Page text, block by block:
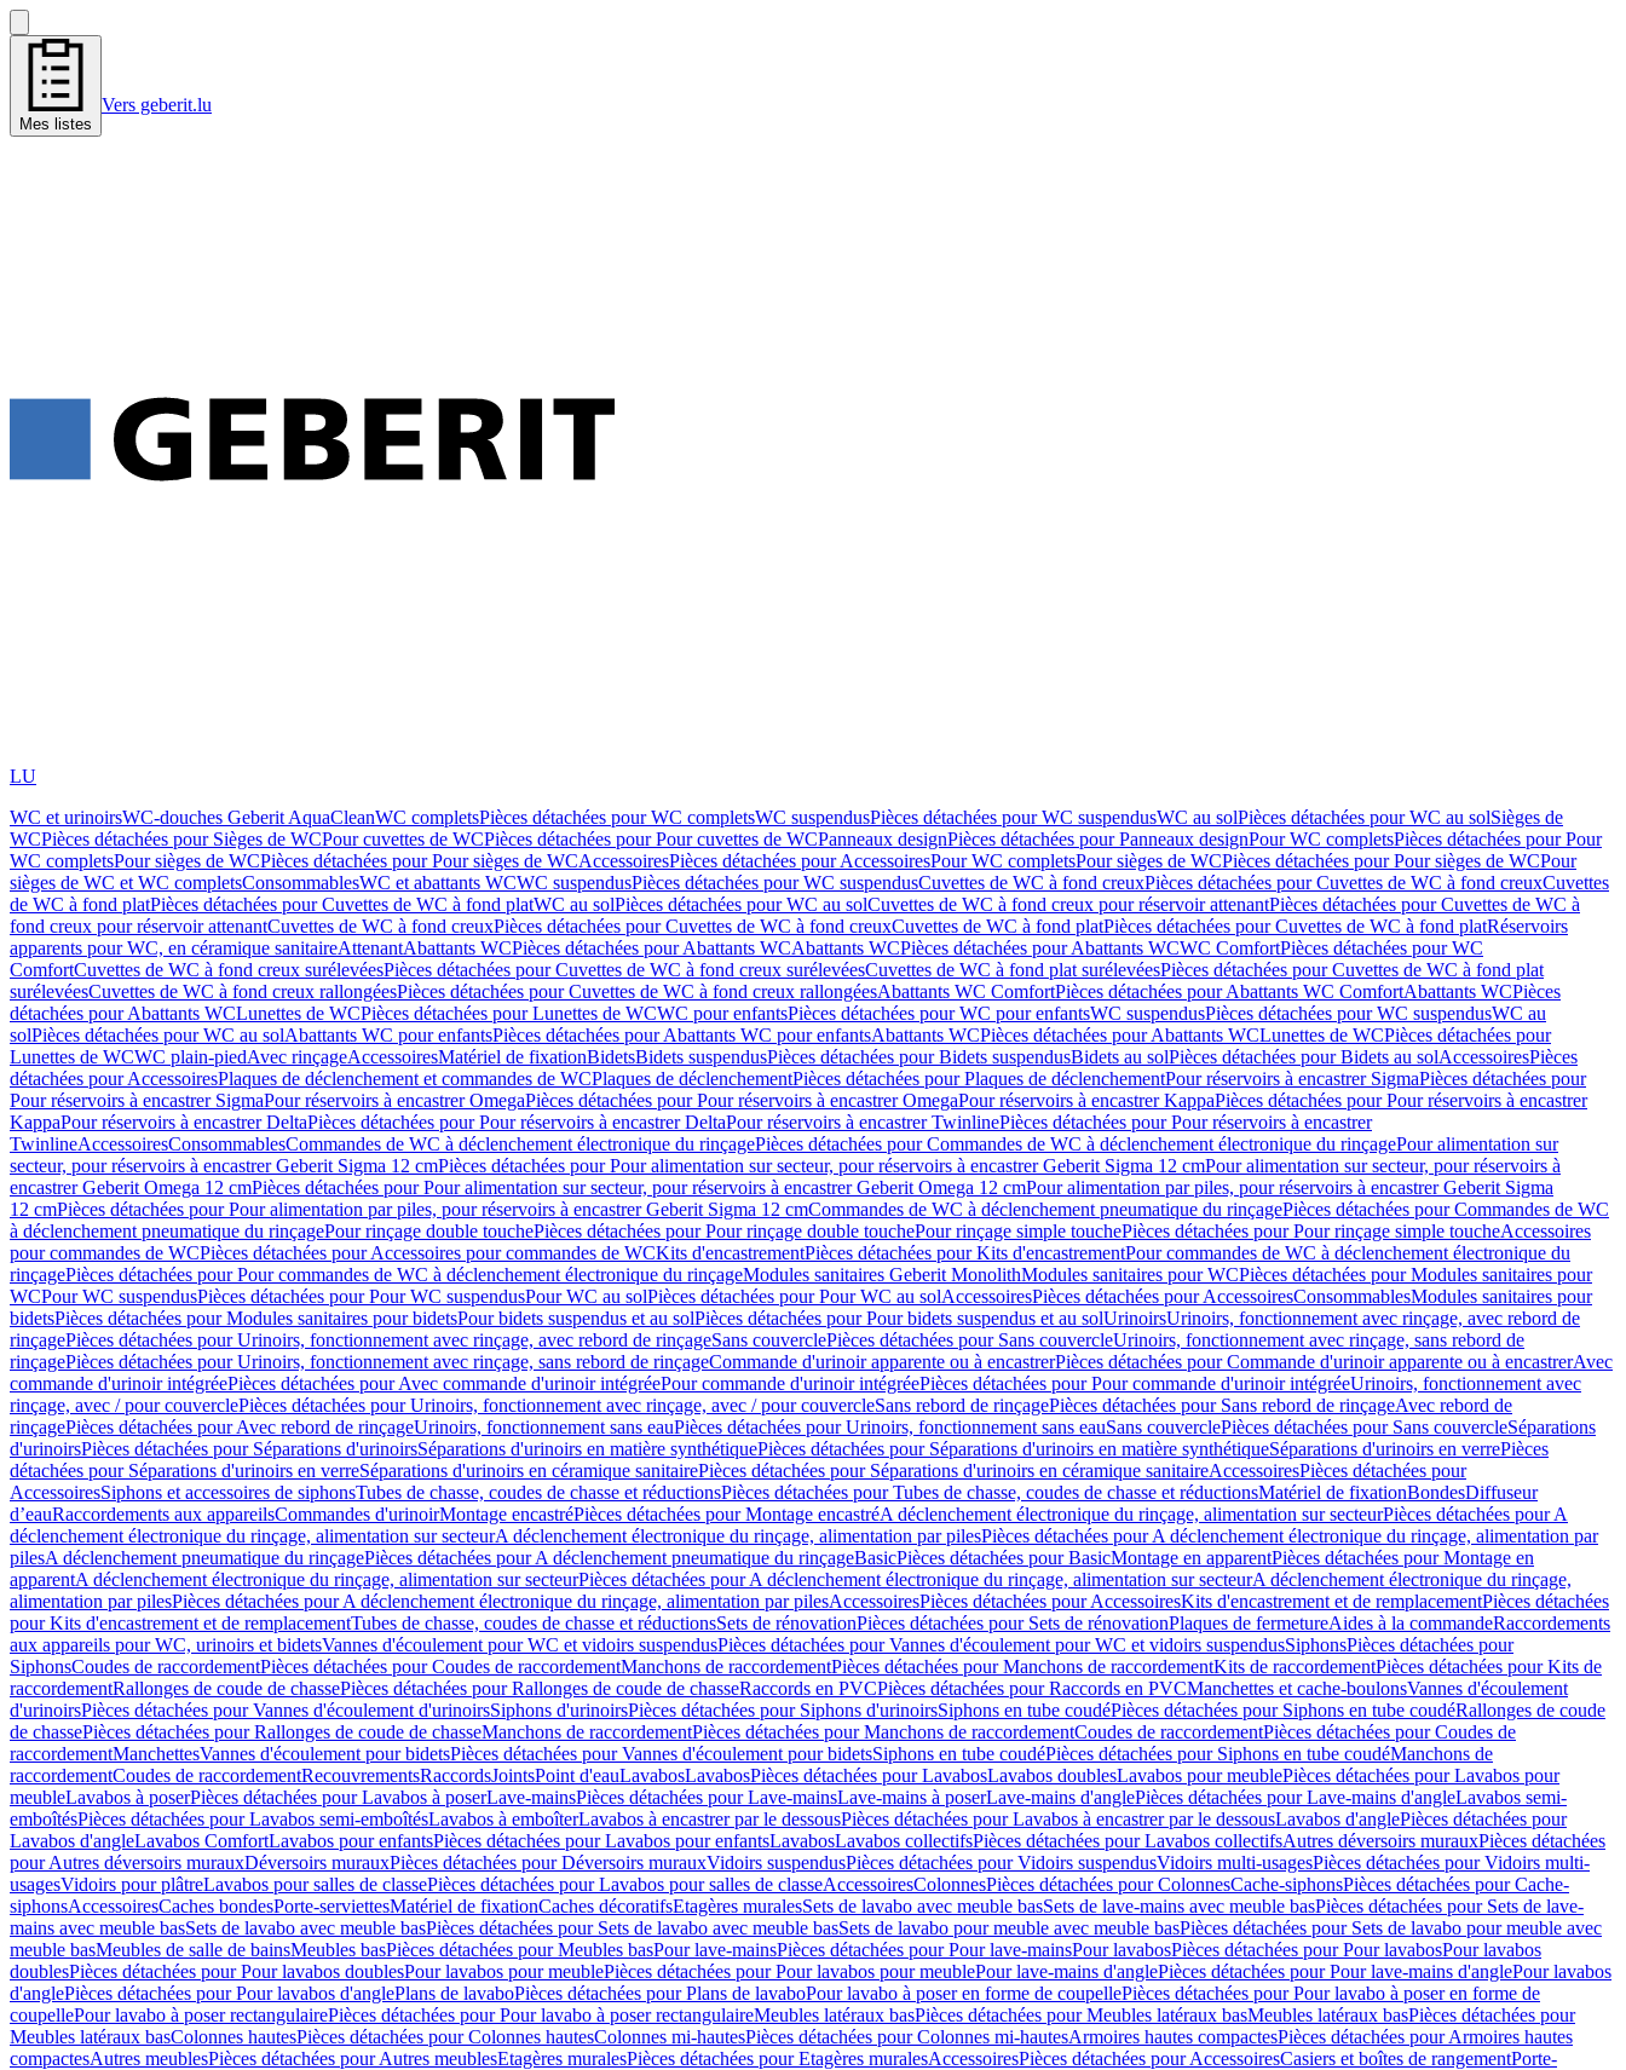
Mes listes
Vers geberit.lu
LU
WC et urinoirsWC-douches Geberit AquaCleanWC completsPièces détachées pour WC completsWC suspendusPièces détachées pour WC suspendusWC au solPièces détachées pour WC au solSièges de
WCPièces détachées pour Sièges de WCPour cuvettes de WCPièces détachées pour Pour cuvettes de WCPanneaux designPièces détachées pour Panneaux designPour WC completsPièces détachées pour Pour
WC completsPour sièges de WCPièces détachées pour Pour sièges de WCAccessoiresPièces détachées pour AccessoiresPour WC completsPour sièges de WCPièces détachées pour Pour sièges de WCPour
sièges de WC et WC completsConsommablesWC et abattants WCWC suspendusPièces détachées pour WC suspendusCuvettes de WC à fond creuxPièces détachées pour Cuvettes de WC à fond creuxCuvettes
de WC à fond platPièces détachées pour Cuvettes de WC à fond platWC au solPièces détachées pour WC au solCuvettes de WC à fond creux pour réservoir attenantPièces détachées pour Cuvettes de WC à
fond creux pour réservoir attenantCuvettes de WC à fond creuxPièces détachées pour Cuvettes de WC à fond creuxCuvettes de WC à fond platPièces détachées pour Cuvettes de WC à fond platRéservoirs
apparents pour WC, en céramique sanitaireAttenantAbattants WCPièces détachées pour Abattants WCAbattants WCPièces détachées pour Abattants WCWC ComfortPièces détachées pour WC
ComfortCuvettes de WC à fond creux surélevéesPièces détachées pour Cuvettes de WC à fond creux surélevéesCuvettes de WC à fond plat surélevéesPièces détachées pour Cuvettes de WC à fond plat
surélevéesCuvettes de WC à fond creux rallongéesPièces détachées pour Cuvettes de WC à fond creux rallongéesAbattants WC ComfortPièces détachées pour Abattants WC ComfortAbattants WCPièces
détachées pour Abattants WCLunettes de WCPièces détachées pour Lunettes de WCWC pour enfantsPièces détachées pour WC pour enfantsWC suspendusPièces détachées pour WC suspendusWC au
solPièces détachées pour WC au solAbattants WC pour enfantsPièces détachées pour Abattants WC pour enfantsAbattants WCPièces détachées pour Abattants WCLunettes de WCPièces détachées pour
Lunettes de WCWC plain-piedAvec rinçageAccessoiresMatériel de fixationBidetsBidets suspendusPièces détachées pour Bidets suspendusBidets au solPièces détachées pour Bidets au solAccessoiresPièces
détachées pour AccessoiresPlaques de déclenchement et commandes de WCPlaques de déclenchementPièces détachées pour Plaques de déclenchementPour réservoirs à encastrer SigmaPièces détachées pour
Pour réservoirs à encastrer SigmaPour réservoirs à encastrer OmegaPièces détachées pour Pour réservoirs à encastrer OmegaPour réservoirs à encastrer KappaPièces détachées pour Pour réservoirs à encastrer
KappaPour réservoirs à encastrer DeltaPièces détachées pour Pour réservoirs à encastrer DeltaPour réservoirs à encastrer TwinlinePièces détachées pour Pour réservoirs à encastrer
TwinlineAccessoiresConsommablesCommandes de WC à déclenchement électronique du rinçagePièces détachées pour Commandes de WC à déclenchement électronique du rinçagePour alimentation sur
secteur, pour réservoirs à encastrer Geberit Sigma 12 cmPièces détachées pour Pour alimentation sur secteur, pour réservoirs à encastrer Geberit Sigma 12 cmPour alimentation sur secteur, pour réservoirs à
encastrer Geberit Omega 12 cmPièces détachées pour Pour alimentation sur secteur, pour réservoirs à encastrer Geberit Omega 12 cmPour alimentation par piles, pour réservoirs à encastrer Geberit Sigma
12 cmPièces détachées pour Pour alimentation par piles, pour réservoirs à encastrer Geberit Sigma 12 cmCommandes de WC à déclenchement pneumatique du rinçagePièces détachées pour Commandes de WC
à déclenchement pneumatique du rinçagePour rinçage double touchePièces détachées pour Pour rinçage double touchePour rinçage simple touchePièces détachées pour Pour rinçage simple toucheAccessoires
pour commandes de WCPièces détachées pour Accessoires pour commandes de WCKits d'encastrementPièces détachées pour Kits d'encastrementPour commandes de WC à déclenchement électronique du
rinçagePièces détachées pour Pour commandes de WC à déclenchement électronique du rinçageModules sanitaires Geberit MonolithModules sanitaires pour WCPièces détachées pour Modules sanitaires pour
WCPour WC suspendusPièces détachées pour Pour WC suspendusPour WC au solPièces détachées pour Pour WC au solAccessoiresPièces détachées pour AccessoiresConsommablesModules sanitaires pour
bidetsPièces détachées pour Modules sanitaires pour bidetsPour bidets suspendus et au solPièces détachées pour Pour bidets suspendus et au solUrinoirsUrinoirs, fonctionnement avec rinçage, avec rebord de
rinçagePièces détachées pour Urinoirs, fonctionnement avec rinçage, avec rebord de rinçageSans couverclePièces détachées pour Sans couvercleUrinoirs, fonctionnement avec rinçage, sans rebord de
rinçagePièces détachées pour Urinoirs, fonctionnement avec rinçage, sans rebord de rinçageCommande d'urinoir apparente ou à encastrerPièces détachées pour Commande d'urinoir apparente ou à encastrerAvec
commande d'urinoir intégréePièces détachées pour Avec commande d'urinoir intégréePour commande d'urinoir intégréePièces détachées pour Pour commande d'urinoir intégréeUrinoirs, fonctionnement avec
rinçage, avec / pour couverclePièces détachées pour Urinoirs, fonctionnement avec rinçage, avec / pour couvercleSans rebord de rinçagePièces détachées pour Sans rebord de rinçageAvec rebord de
rinçagePièces détachées pour Avec rebord de rinçageUrinoirs, fonctionnement sans eauPièces détachées pour Urinoirs, fonctionnement sans eauSans couverclePièces détachées pour Sans couvercleSéparations
d'urinoirsPièces détachées pour Séparations d'urinoirsSéparations d'urinoirs en matière synthétiquePièces détachées pour Séparations d'urinoirs en matière synthétiqueSéparations d'urinoirs en verrePièces
détachées pour Séparations d'urinoirs en verreSéparations d'urinoirs en céramique sanitairePièces détachées pour Séparations d'urinoirs en céramique sanitaireAccessoiresPièces détachées pour
AccessoiresSiphons et accessoires de siphonsTubes de chasse, coudes de chasse et réductionsPièces détachées pour Tubes de chasse, coudes de chasse et réductionsMatériel de fixationBondesDiffuseur
d’eauRaccordements aux appareilsCommandes d'urinoirMontage encastréPièces détachées pour Montage encastréA déclenchement électronique du rinçage, alimentation sur secteurPièces détachées pour A
déclenchement électronique du rinçage, alimentation sur secteurA déclenchement électronique du rinçage, alimentation par pilesPièces détachées pour A déclenchement électronique du rinçage, alimentation par
pilesA déclenchement pneumatique du rinçagePièces détachées pour A déclenchement pneumatique du rinçageBasicPièces détachées pour BasicMontage en apparentPièces détachées pour Montage en
apparentA déclenchement électronique du rinçage, alimentation sur secteurPièces détachées pour A déclenchement électronique du rinçage, alimentation sur secteurA déclenchement électronique du rinçage,
alimentation par pilesPièces détachées pour A déclenchement électronique du rinçage, alimentation par pilesAccessoiresPièces détachées pour AccessoiresKits d'encastrement et de remplacementPièces détachées
pour Kits d'encastrement et de remplacementTubes de chasse, coudes de chasse et réductionsSets de rénovationPièces détachées pour Sets de rénovationPlaques de fermetureAides à la commandeRaccordements
aux appareils pour WC, urinoirs et bidetsVannes d'écoulement pour WC et vidoirs suspendusPièces détachées pour Vannes d'écoulement pour WC et vidoirs suspendusSiphonsPièces détachées pour
SiphonsCoudes de raccordementPièces détachées pour Coudes de raccordementManchons de raccordementPièces détachées pour Manchons de raccordementKits de raccordementPièces détachées pour Kits de
raccordementRallonges de coude de chassePièces détachées pour Rallonges de coude de chasseRaccords en PVCPièces détachées pour Raccords en PVCManchettes et cache-boulonsVannes d'écoulement
d'urinoirsPièces détachées pour Vannes d'écoulement d'urinoirsSiphons d'urinoirsPièces détachées pour Siphons d'urinoirsSiphons en tube coudéPièces détachées pour Siphons en tube coudéRallonges de coude
de chassePièces détachées pour Rallonges de coude de chasseManchons de raccordementPièces détachées pour Manchons de raccordementCoudes de raccordementPièces détachées pour Coudes de
raccordementManchettesVannes d'écoulement pour bidetsPièces détachées pour Vannes d'écoulement pour bidetsSiphons en tube coudéPièces détachées pour Siphons en tube coudéManchons de
raccordementCoudes de raccordementRecouvrementsRaccordsJointsPoint d'eauLavabosLavabosPièces détachées pour LavabosLavabos doublesLavabos pour meublePièces détachées pour Lavabos pour
meubleLavabos à poserPièces détachées pour Lavabos à poserLave-mainsPièces détachées pour Lave-mainsLave-mains à poserLave-mains d'anglePièces détachées pour Lave-mains d'angleLavabos semi-
emboîtésPièces détachées pour Lavabos semi-emboîtésLavabos à emboîterLavabos à encastrer par le dessousPièces détachées pour Lavabos à encastrer par le dessousLavabos d'anglePièces détachées pour
Lavabos d'angleLavabos ComfortLavabos pour enfantsPièces détachées pour Lavabos pour enfantsLavabosLavabos collectifsPièces détachées pour Lavabos collectifsAutres déversoirs murauxPièces détachées
pour Autres déversoirs murauxDéversoirs murauxPièces détachées pour Déversoirs murauxVidoirs suspendusPièces détachées pour Vidoirs suspendusVidoirs multi-usagesPièces détachées pour Vidoirs multi-
usagesVidoirs pour plâtreLavabos pour salles de classePièces détachées pour Lavabos pour salles de classeAccessoiresColonnesPièces détachées pour ColonnesCache-siphonsPièces détachées pour Cache-
siphonsAccessoiresCaches bondesPorte-serviettesMatériel de fixationCaches décoratifsEtagères muralesSets de lavabo avec meuble basSets de lave-mains avec meuble basPièces détachées pour Sets de lave-
mains avec meuble basSets de lavabo avec meuble basPièces détachées pour Sets de lavabo avec meuble basSets de lavabo pour meuble avec meuble basPièces détachées pour Sets de lavabo pour meuble avec
meuble basMeubles de salle de bainsMeubles basPièces détachées pour Meubles basPour lave-mainsPièces détachées pour Pour lave-mainsPour lavabosPièces détachées pour Pour lavabosPour lavabos
doublesPièces détachées pour Pour lavabos doublesPour lavabos pour meublePièces détachées pour Pour lavabos pour meublePour lave-mains d'anglePièces détachées pour Pour lave-mains d'anglePour lavabos
d'anglePièces détachées pour Pour lavabos d'anglePlans de lavaboPièces détachées pour Plans de lavaboPour lavabo à poser en forme de coupellePièces détachées pour Pour lavabo à poser en forme de
coupellePour lavabo à poser rectangulairePièces détachées pour Pour lavabo à poser rectangulaireMeubles latéraux basPièces détachées pour Meubles latéraux basMeubles latéraux basPièces détachées pour
Meubles latéraux basColonnes hautesPièces détachées pour Colonnes hautesColonnes mi-hautesPièces détachées pour Colonnes mi-hautesArmoires hautes compactesPièces détachées pour Armoires hautes
compactesAutres meublesPièces détachées pour Autres meublesEtagères muralesPièces détachées pour Etagères muralesAccessoiresPièces détachées pour AccessoiresCasiers et boîtes de rangementPorte-